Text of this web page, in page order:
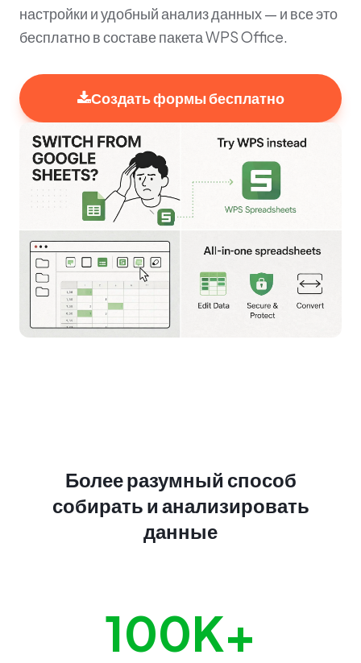
настройки и удобный анализ данных — и все это
бесплатно в составе пакета WPS Office.
Создать формы бесплатно
Более разумный способ
собирать и анализировать
данные
100K+